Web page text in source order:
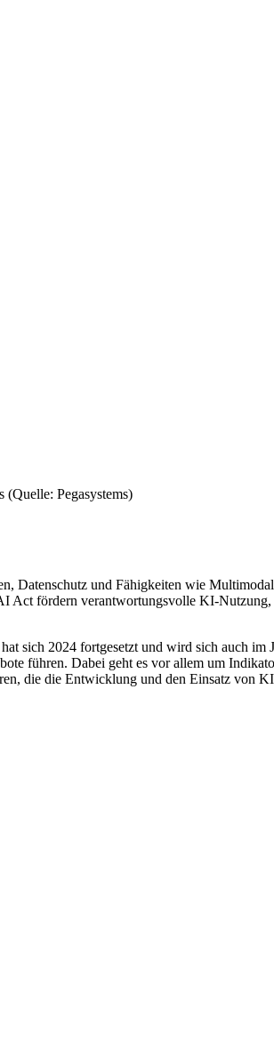
(Quelle: Pegasystems)
Datenschutz und Fähigkeiten wie
fördern verantwortungsvolle KI-Nutzung,
sich 2024 fortgesetzt und wird sich auch
führen. Dabei geht es vor allem um
die die Entwicklung und den Einsatz von